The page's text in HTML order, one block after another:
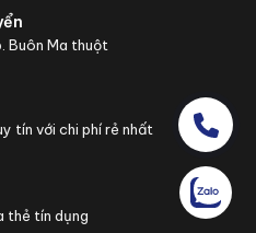
Buôn Ma thuột
tín với chi phí rẻ nhất
thẻ tín dụng